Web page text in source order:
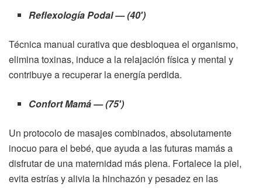
Reflexología Podal — (40′)
Técnica manual curativa que desbloquea el organismo,
elimina toxinas, induce a la relajación física y mental y
contribuye a recuperar la energía perdida.
Confort Mamá — (75′)
Un protocolo de masajes combinados, absolutamente
inocuo para el bebé, que ayuda a las futuras mamás a
disfrutar de una maternidad más plena. Fortalece la piel,
evita estrías y alivia la hinchazón y pesadez en las